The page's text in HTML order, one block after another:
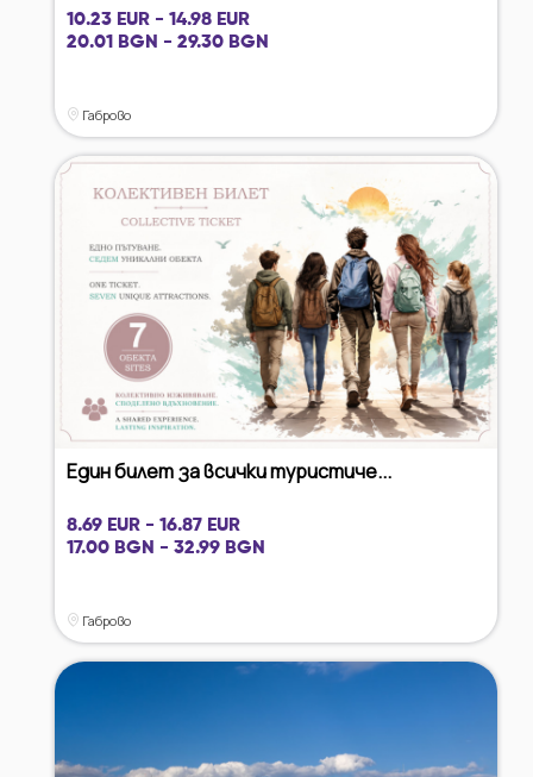
10.23 EUR - 14.98 EUR
20.01 BGN - 29.30 BGN
Габрово
Един билет за всички туристиче...
8.69 EUR - 16.87 EUR
17.00 BGN - 32.99 BGN
Габрово